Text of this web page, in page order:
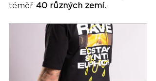
téměř 40 různých zemí.